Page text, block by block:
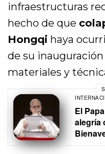
infraestructuras
hecho de que
Hongqi haya
de su
materiales y
El
alegría